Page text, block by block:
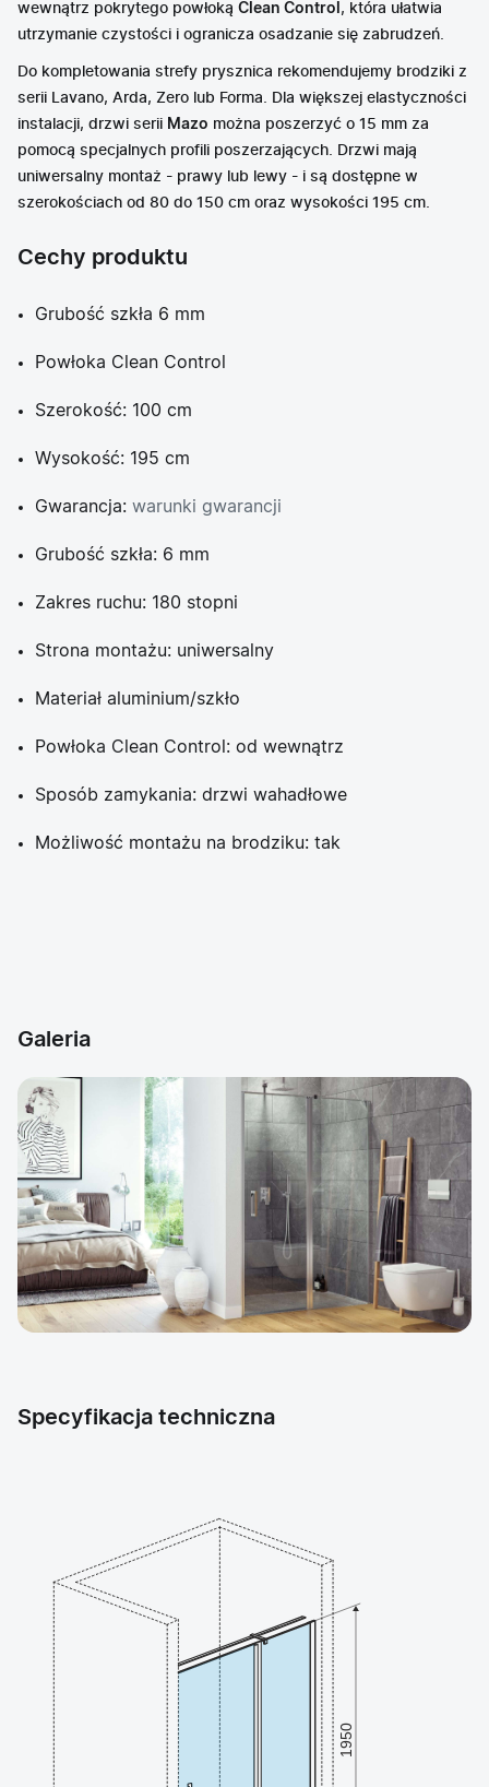
wewnątrz pokrytego powłoką Clean Control , która ułatwia
utrzymanie czystości i ogranicza osadzanie się zabrudzeń.
Do kompletowania strefy prysznica rekomendujemy brodziki z
serii Lavano, Arda, Zero lub Forma. Dla większej elastyczności
instalacji, drzwi serii Mazo można poszerzyć o 15 mm za
pomocą specjalnych profili poszerzających. Drzwi mają
uniwersalny montaż - prawy lub lewy - i są dostępne w
szerokościach od 80 do 150 cm oraz wysokości 195 cm.
Cechy produktu
Grubość szkła 6 mm
Powłoka Clean Control
Szerokość: 100 cm
Wysokość: 195 cm
Gwarancja: warunki gwarancji
Grubość szkła: 6 mm
Zakres ruchu: 180 stopni
Strona montażu: uniwersalny
Materiał aluminium/szkło
Powłoka Clean Control: od wewnątrz
Sposób zamykania: drzwi wahadłowe
Możliwość montażu na brodziku: tak
Galeria
Specyfikacja techniczna